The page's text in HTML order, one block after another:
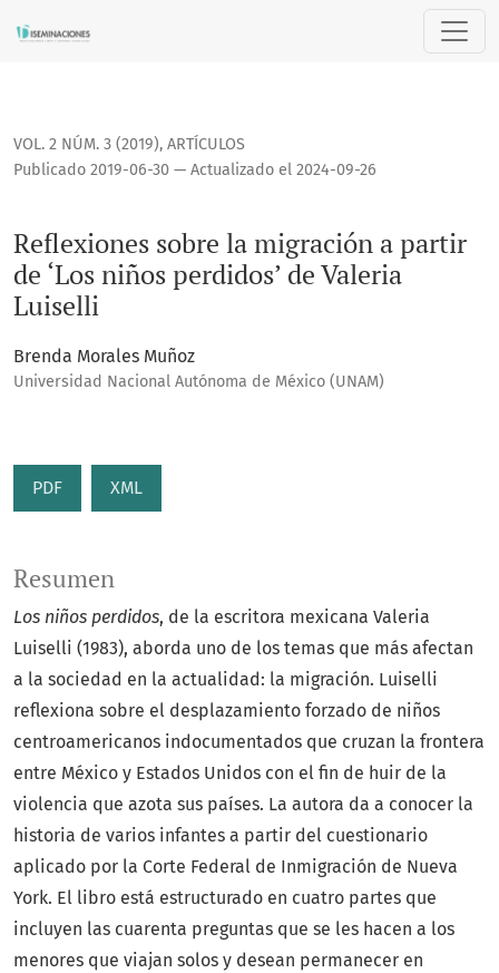
Reflexiones sobre la migración a partir de ‘Los niños
VOL. 2 NÚM. 3 (2019), ARTÍCULOS
Reflexiones sobre la migración a partir
de ‘Los niños perdidos’ de Valeria
Luiselli
Publicado 2019-06-30 — Actualizado el 2024-09-26
Brenda Morales Muñoz
Universidad Nacional Autónoma de México (UNAM)
PDF XML
Resumen
Los niños perdidos, de la escritora mexicana Valeria
Luiselli (1983), aborda uno de los temas que más afectan
a la sociedad en la actualidad: la migración. Luiselli
reflexiona sobre el desplazamiento forzado de niños
centroamericanos indocumentados que cruzan la frontera
entre México y Estados Unidos con el fin de huir de la
violencia que azota sus países. La autora da a conocer la
historia de varios infantes a partir del cuestionario
aplicado por la Corte Federal de Inmigración de Nueva
York. El libro está estructurado en cuatro partes que
incluyen las cuarenta preguntas que se les hacen a los
menores que viajan solos y desean permanecer en